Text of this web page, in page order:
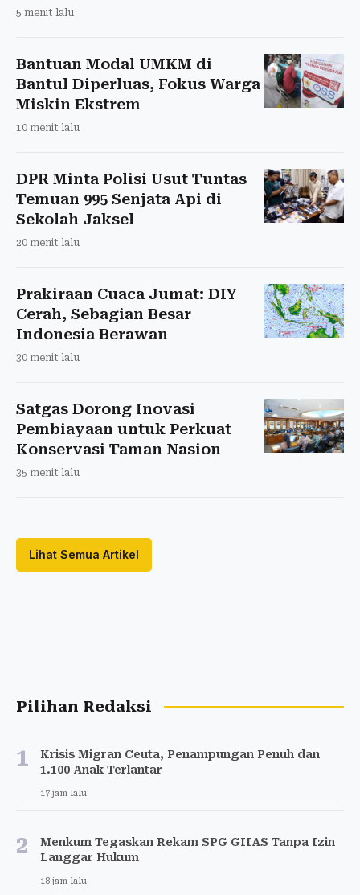
5 menit lalu
Bantuan Modal UMKM di
Bantul Diperluas, Fokus Warga
Miskin Ekstrem
10 menit lalu
DPR Minta Polisi Usut Tuntas
Temuan 995 Senjata Api di
Sekolah Jaksel
20 menit lalu
Prakiraan Cuaca Jumat: DIY
Cerah, Sebagian Besar
Indonesia Berawan
30 menit lalu
Satgas Dorong Inovasi
Pembiayaan untuk Perkuat
Konservasi Taman Nasion
35 menit lalu
Lihat Semua Artikel
Pilihan Redaksi
1
Krisis Migran Ceuta, Penampungan Penuh dan
1.100 Anak Terlantar
17 jam lalu
2
Menkum Tegaskan Rekam SPG GIIAS Tanpa Izin
Langgar Hukum
18 jam lalu